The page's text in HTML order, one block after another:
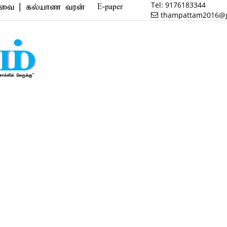
வரன் | மருத்துவம் | வணிகம் | பைனான்ஸ் |
E-paper Tel: 9176183344